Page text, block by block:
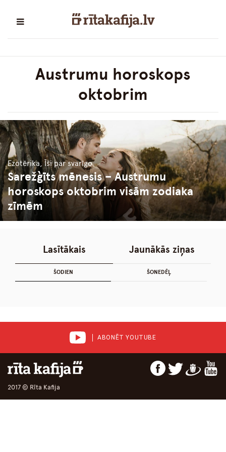
Austrumu horoskops
oktobrim
Ezotērika, Īsi par svarīgo
Sarežģīts mēnesis – Austrumu
horoskops oktobrim visām zodiaka
zīmēm
Lasītākais
ŠODIEN ŠONEDĒĻ
Jaunākās ziņas
ABONĒT YOUTUBE
2017 © Rīta Kafija